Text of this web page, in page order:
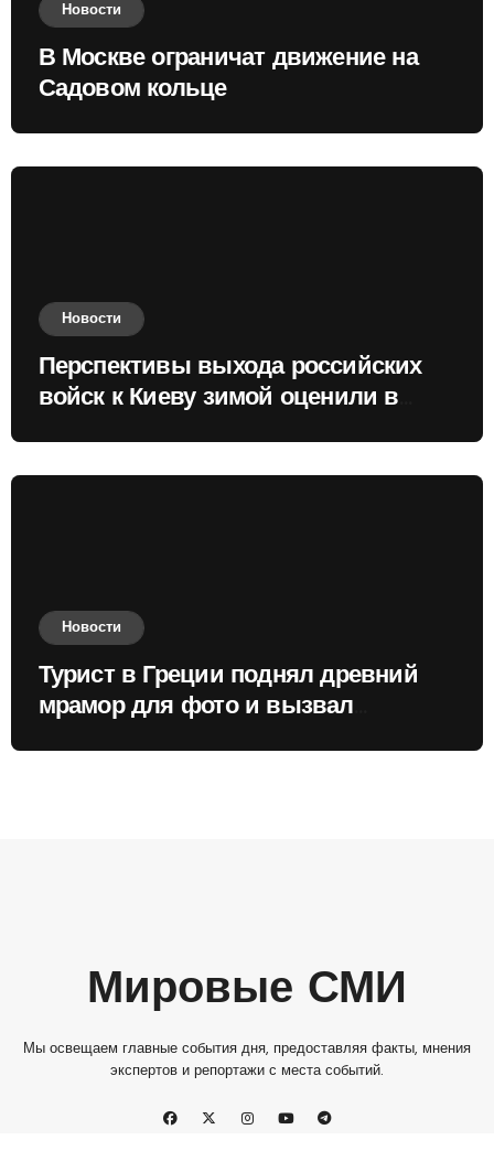
Новости
В Москве ограничат движение на
Садовом кольце
Новости
Перспективы выхода российских
войск к Киеву зимой оценили в
Новости
Турист в Греции поднял древний
мрамор для фото и вызвал
Мировые СМИ
Мы освещаем главные события дня, предоставляя факты, мнения
экспертов и репортажи с места событий.